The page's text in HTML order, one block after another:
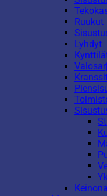
Ruukut
Lyhdyt